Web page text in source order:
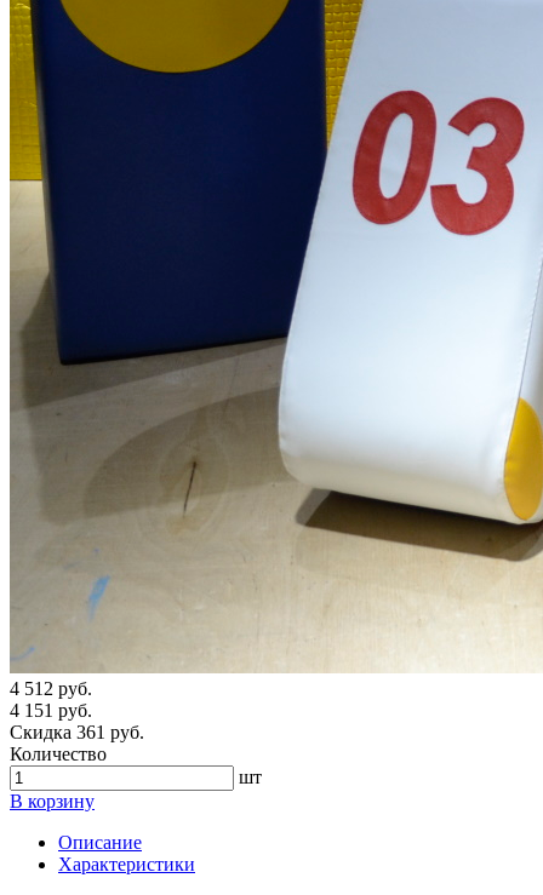
4 512 руб.
4 151 руб.
Скидка 361 руб.
Количество
шт
В корзину
Описание
Характеристики